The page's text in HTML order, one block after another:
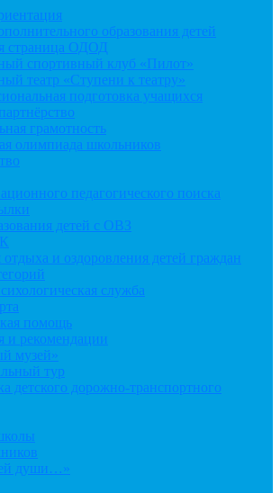
образования детей
страница ОДОД
спортивный клуб «Пилот»
театр «Ступени к театру»
подготовка учащихся
грамотность
олимпиада школьников
педагогического поиска
детей с ОВЗ
и оздоровления детей граждан
служба
помощь
и рекомендации
музей»
тур
детского дорожно-транспортного
души…»